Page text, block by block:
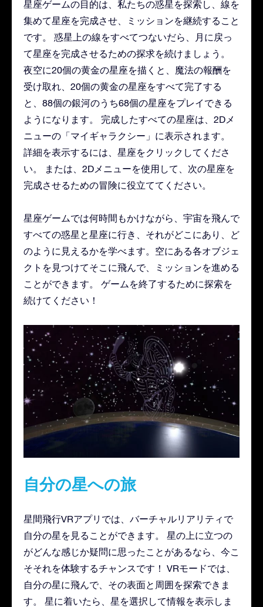
星座ゲームの目的は、私たちの惑星を探索し、線を
集めて星座を完成させ、ミッションを継続すること
です。 惑星上の線をすべてつないだら、月に戻っ
て星座を完成させるための探求を続けましょう。
夜空に20個の黄金の星座を描くと、魔法の報酬を
受け取れ、20個の黄金の星座をすべて完了する
と、88個の銀河のうち68個の星座をプレイできる
ようになります。 完成したすべての星座は、2Dメ
ニューの「マイギャラクシー」に表示されます。
詳細を表示するには、星座をクリックしてくださ
い。 または、2Dメニューを使用して、次の星座を
完成させるための冒険に役立ててください。
星座ゲームでは何時間もかけながら、宇宙を飛んで
すべての惑星と星座に行き、それがどこにあり、ど
のように見えるかを学べます。空にある各オブジェ
クトを見つけてそこに飛んで、ミッションを進める
ことができます。 ゲームを終了するために探索を
続けてください！
自分の星への旅
星間飛行VRアプリでは、バーチャルリアリティで
自分の星を見ることができます。 星の上に立つの
がどんな感じか疑問に思ったことがあるなら、今こ
そそれを体験するチャンスです！ VRモードでは、
自分の星に飛んで、その表面と周囲を探索できま
す。 星に着いたら、星を選択して情報を表示しま